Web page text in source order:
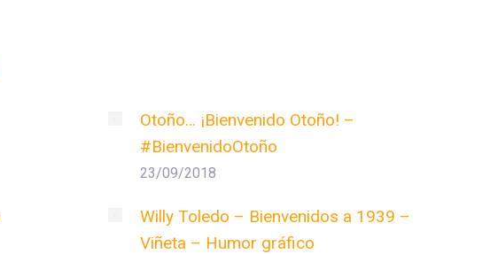
Otoño… ¡Bienvenido Otoño! –
#BienvenidoOtoño
23/09/2018
Willy Toledo – Bienvenidos a 1939 –
Viñeta – Humor gráfico